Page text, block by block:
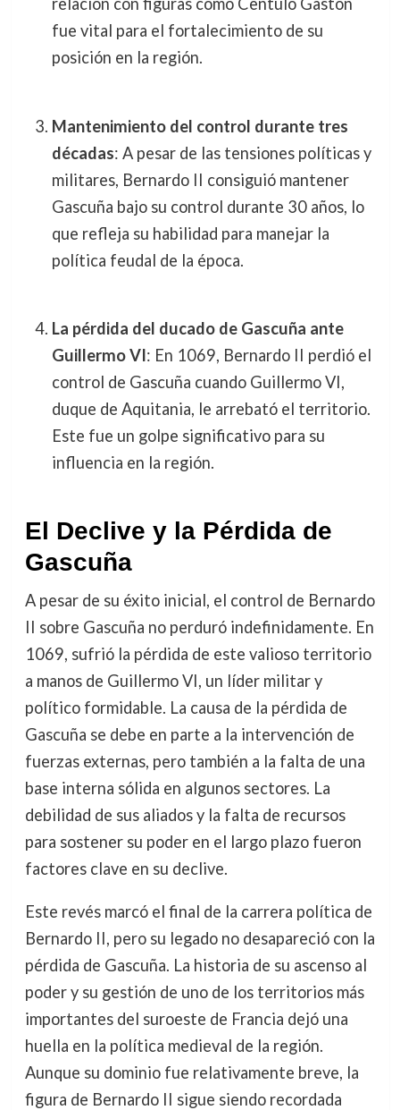
relación con figuras como Centulo Gastón
fue vital para el fortalecimiento de su
posición en la región.
Mantenimiento del control durante tres
décadas: A pesar de las tensiones políticas y
militares, Bernardo II consiguió mantener
Gascuña bajo su control durante 30 años, lo
que refleja su habilidad para manejar la
política feudal de la época.
La pérdida del ducado de Gascuña ante
Guillermo VI: En 1069, Bernardo II perdió el
control de Gascuña cuando Guillermo VI,
duque de Aquitania, le arrebató el territorio.
Este fue un golpe significativo para su
influencia en la región.
El Declive y la Pérdida de
Gascuña
A pesar de su éxito inicial, el control de Bernardo
II sobre Gascuña no perduró indefinidamente. En
1069, sufrió la pérdida de este valioso territorio
a manos de Guillermo VI, un líder militar y
político formidable. La causa de la pérdida de
Gascuña se debe en parte a la intervención de
fuerzas externas, pero también a la falta de una
base interna sólida en algunos sectores. La
debilidad de sus aliados y la falta de recursos
para sostener su poder en el largo plazo fueron
factores clave en su declive.
Este revés marcó el final de la carrera política de
Bernardo II, pero su legado no desapareció con la
pérdida de Gascuña. La historia de su ascenso al
poder y su gestión de uno de los territorios más
importantes del suroeste de Francia dejó una
huella en la política medieval de la región.
Aunque su dominio fue relativamente breve, la
figura de Bernardo II sigue siendo recordada